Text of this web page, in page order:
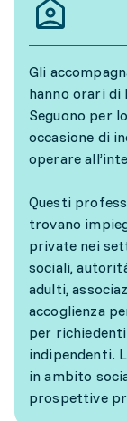
Gli
hanno orari di
Seguono per
occasione di
operare
Questi
trovano
private nei
sociali,
adulti,
accoglienza
per richiedenti
indipendenti.
in ambito
prospettive